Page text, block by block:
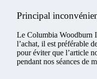
Principal
Le Columbia Woodburn
l’achat, il est préférable
pour éviter que l’article
pendant nos séances de